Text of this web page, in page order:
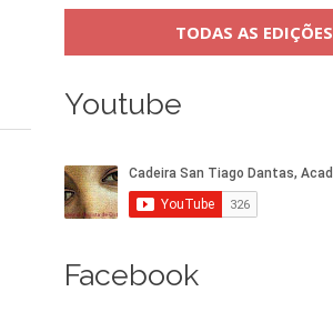
TODAS AS EDIÇÕES
Youtube
Facebook